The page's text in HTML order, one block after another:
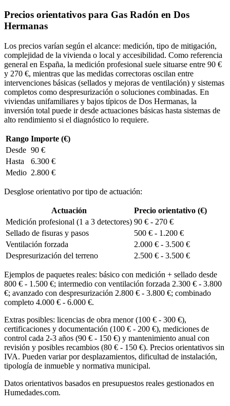
Precios orientativos para Gas Radón en Dos
Hermanas
Los precios varían según el alcance: medición, tipo de mitigación,
complejidad de la vivienda o local y accesibilidad. Como referencia
general en España, la medición profesional suele situarse entre 90 €
y 270 €, mientras que las medidas correctoras oscilan entre
intervenciones básicas (sellados y mejoras de ventilación) y sistemas
completos como despresurización o soluciones combinadas. En
viviendas unifamiliares y bajos típicos de Dos Hermanas, la
inversión total puede ir desde actuaciones básicas hasta sistemas de
alto rendimiento si el diagnóstico lo requiere.
Rango Importe (€)
Desde 90 €
Hasta
6.300 €
Medio 2.800 €
Desglose orientativo por tipo de actuación:
Actuación
Precio orientativo (€)
Medición profesional (1 a 3 detectores) 90 € - 270 €
Sellado de fisuras y pasos
500 € - 1.200 €
Ventilación forzada
2.000 € - 3.500 €
Despresurización del terreno
2.500 € - 3.500 €
Ejemplos de paquetes reales: básico con medición + sellado desde
800 € - 1.500 €; intermedio con ventilación forzada 2.300 € - 3.800
€; avanzado con despresurización 2.800 € - 3.800 €; combinado
completo 4.000 € - 6.000 €.
Extras posibles: licencias de obra menor (100 € - 300 €),
certificaciones y documentación (100 € - 200 €), mediciones de
control cada 2-3 años (90 € - 150 €) y mantenimiento anual con
revisión y posibles recambios (80 € - 150 €). Precios orientativos sin
IVA. Pueden variar por desplazamientos, dificultad de instalación,
tipología de inmueble y normativa municipal.
Datos orientativos basados en presupuestos reales gestionados en
Humedades.com.